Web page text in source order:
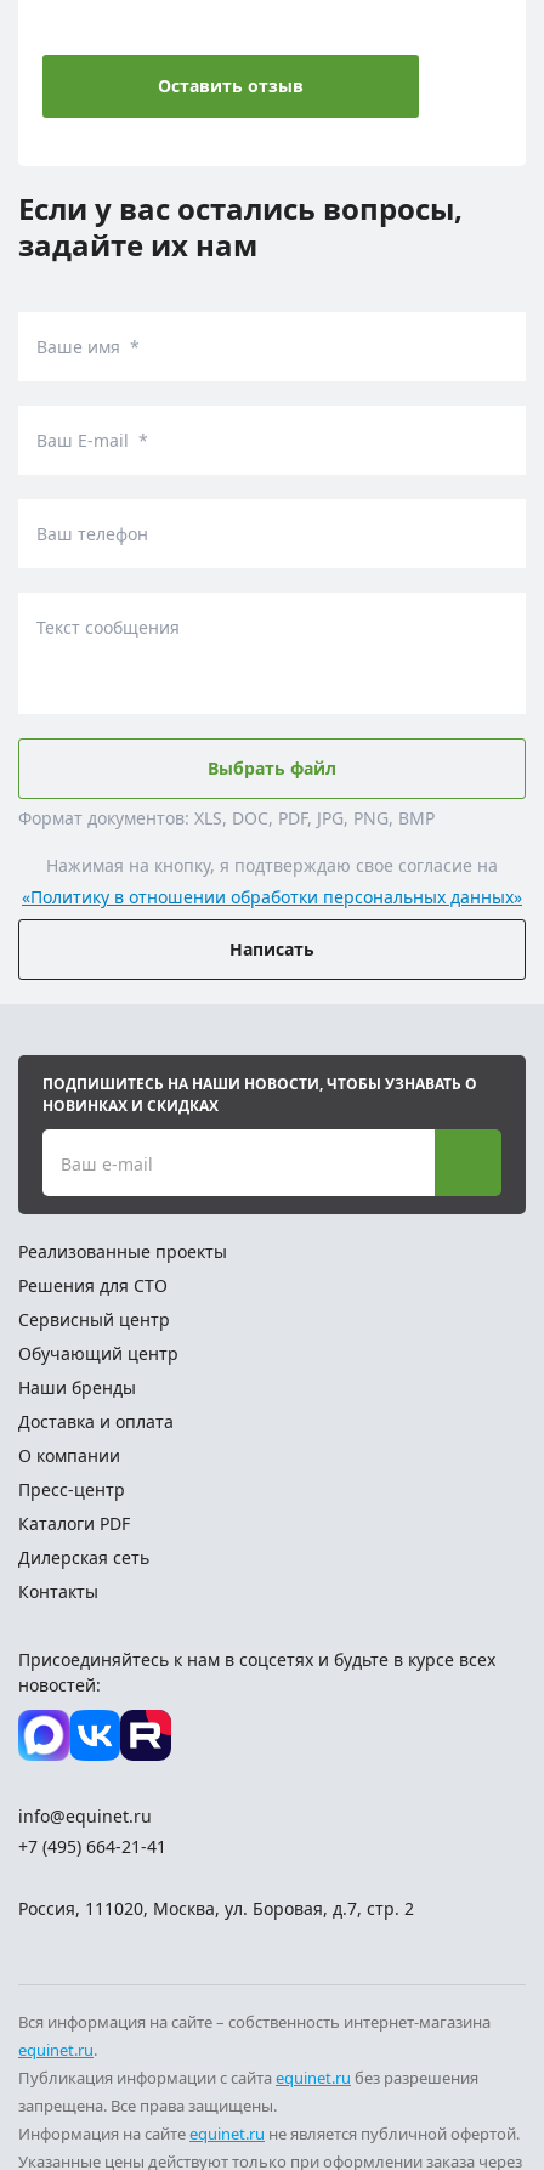
Оставить отзыв
Если у вас остались вопросы,
задайте их нам
Ваше имя *
Ваш E-mail *
Ваш телефон
Текст сообщения
Выбрать файл
Формат документов: XLS, DOC, PDF, JPG, PNG, BMP
Нажимая на кнопку, я подтверждаю свое согласие на
«Политику в отношении обработки персональных данных»
Написать
ПОДПИШИТЕСЬ НА НАШИ НОВОСТИ, ЧТОБЫ УЗНАВАТЬ О
НОВИНКАХ И СКИДКАХ
Ваш e-mail
Реализованные проекты
Решения для СТО
Сервисный центр
Обучающий центр
Наши бренды
Доставка и оплата
О компании
Пресс-центр
Каталоги PDF
Дилерская сеть
Контакты
Присоединяйтесь к нам в соцсетях и будьте в курсе всех
новостей:
info@equinet.ru
+7 (495) 664-21-41
Россия, 111020, Москва, ул. Боровая, д.7, стр. 2
Вся информация на сайте – собственность интернет-магазина
equinet.ru.
Публикация информации с сайтаequinet.ru без разрешения
запрещена. Все права защищены.
Информация на сайтеequinet.ru не является публичной офертой.
Указанные цены действуют только при оформлении заказа через